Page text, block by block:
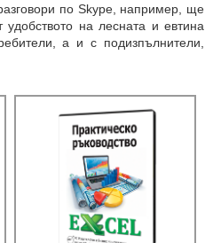
по Skype, например, ще
на лесната и евтина
а и с подизпълнители,